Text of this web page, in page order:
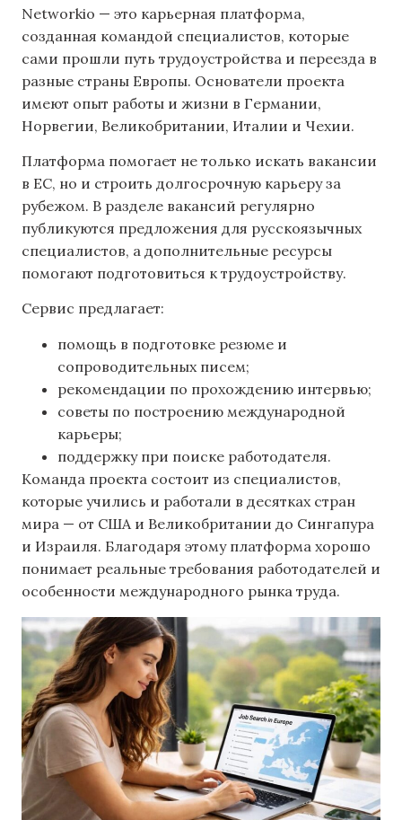
Networkio — это карьерная платформа,
созданная командой специалистов, которые
сами прошли путь трудоустройства и переезда в
разные страны Европы. Основатели проекта
имеют опыт работы и жизни в Германии,
Норвегии, Великобритании, Италии и Чехии.
Платформа помогает не только искать вакансии
в ЕС, но и строить долгосрочную карьеру за
рубежом. В разделе вакансий регулярно
публикуются предложения для русскоязычных
специалистов, а дополнительные ресурсы
помогают подготовиться к трудоустройству.
Сервис предлагает:
помощь в подготовке резюме и
сопроводительных писем;
рекомендации по прохождению интервью;
советы по построению международной
карьеры;
поддержку при поиске работодателя.
Команда проекта состоит из специалистов,
которые учились и работали в десятках стран
мира — от США и Великобритании до Сингапура
и Израиля. Благодаря этому платформа хорошо
понимает реальные требования работодателей и
особенности международного рынка труда.